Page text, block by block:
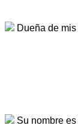
Dueña de
Su nombre